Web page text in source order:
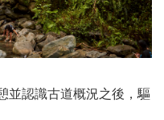
並認識古道概況之後，驅